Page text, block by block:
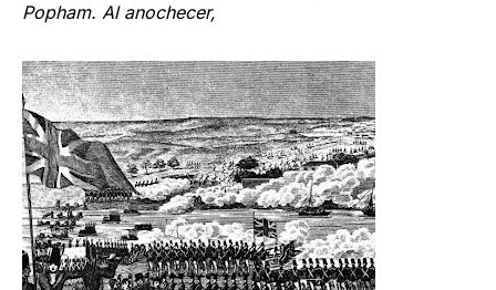
Popham. Al anochecer,